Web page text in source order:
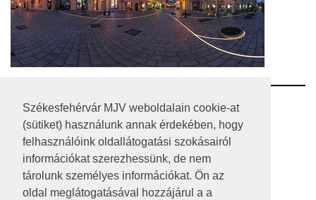
Székesfehérvár MJV weboldalain cookie-at
(sütiket) használunk annak érdekében, hogy
felhasználóink oldallátogatási szokásairól
információkat szerezhessünk, de nem
tárolunk személyes információkat. Ön az
oldal meglátogatásával hozzájárul a a
RSS
A HONLAP 2017.03.31-I ÁLLAPOTA
JOGI NYILATKOZAT
IMPRESSZUM